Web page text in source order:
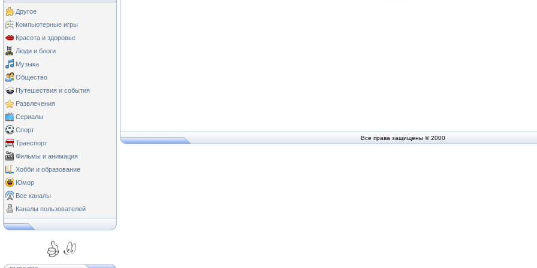
Другое
Компьютерные игры
Красота и здоровье
Люди и блоги
Музыка
Общество
Путешествия и события
Развлечения
Сериалы
Спорт
Транспорт
Фильмы и анимация
Хобби и образование
Юмор
Все каналы
Каналы пользователей
Все права защищены © 2000